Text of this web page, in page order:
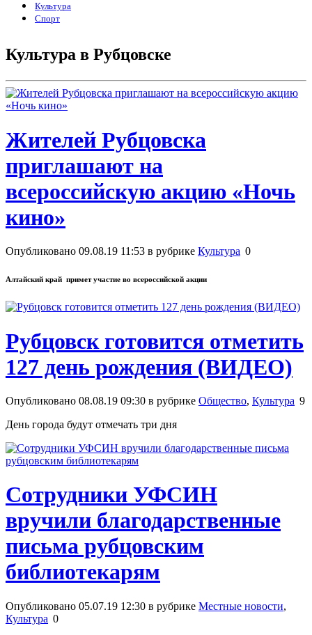
Культура
Спорт
Культура в Рубцовске
Жителей Рубцовска
приглашают на
всероссийскую акцию «Ночь
кино»
Опубликовано 09.08.19 11:53 в рубрике Культура 0
Алтайский край примет участие во всероссийской акции
Рубцовск готовится отметить
127 день рождения (ВИДЕО)
Опубликовано 08.08.19 09:30 в рубрике Общество, Культура 9
День города будут отмечать три дня
Сотрудники УФСИН
вручили благодарственные
письма рубцовским
библиотекарям
Опубликовано 05.07.19 12:30 в рубрике Местные новости,
Культура 0